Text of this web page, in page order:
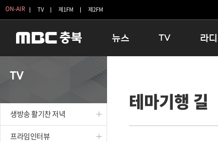
ON-AIR TV 제1FM 제2FM
뉴스 TV
인생내컷
테마기행 길
라
16:00
우리 고
TV
생방송 활기찬 저녁
프라임인터뷰
테마기행 길